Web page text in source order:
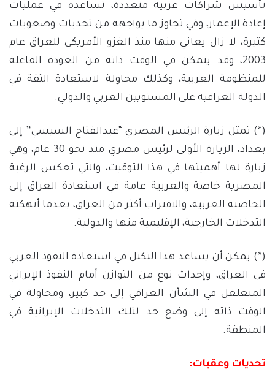
تأسيس شراكات عربية متعددة، تساعده في عمليات
إعادة الإعمار، وفي تجاوز ما يواجهه من تحديات وصعوبات
كثيرة، لا زال يعاني منها منذ الغزو الأمريكي للعراق عام
2003، وقد يتمكن في الوقت ذاته من العودة الفاعلة
للمنظومة العربية، وكذلك محاولة لاستعادة الثقة في
الدولة العراقية على المستويين العربي والدولي.
(*) تمثل زيارة الرئيس المصري “عبدالفتاح السيسي” إلى
بغداد، الزيارة الأولى لرئيس مصري منذ نحو 30 عام، وهي
زيارة لها أهميتها في هذا التوقيت، والتي تعكس الرغبة
المصرية خاصة والعربية عامة في استعادة العراق إلى
الحاضنة العربية، والاقتراب أكثر من العراق، بعدما أنهكته
التدخلات الخارجية، الإقليمية منها والدولية.
(*) يمكن أن يساعد هذا التكتل في استعادة النفوذ العربي
في العراق، وإحداث نوع من التوازن أمام النفوذ الإيراني
المتغلغل في الشأن العراقي إلى حد كبير، ومحاولة في
الوقت ذاته إلى وضع حد لتلك التدخلات الإيرانية في
المنطقة.
تحديات وعقبات: